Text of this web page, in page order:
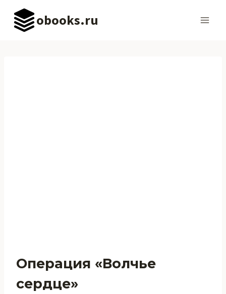
Перейти
содержимому
obooks.ru
Операция «Волчье
сердце»